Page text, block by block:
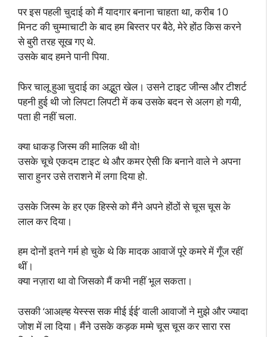
पर इस पहली चुदाई को मैं यादगार बनाना चाहता था, करीब 10
मिनट की चुम्माचाटी के बाद हम बिस्तर पर बैठे, मेरे होंठ किस करने
से बुरी तरह सूख गए थे.
उसके बाद हमने पानी पिया.
फिर चालू हुआ चुदाई का अद्भुत खेल। उसने टाइट जीन्स और टीशर्ट
पहनी हुई थी जो लिपटा लिपटी में कब उसके बदन से अलग हो गयी,
पता ही नहीं चला.
क्या धाकड़ जिस्म की मालिक थी वो!
उसके चूचे एकदम टाइट थे और कमर ऐसी कि बनाने वाले ने अपना
सारा हुनर उसे तराशने में लगा दिया हो.
उसके जिस्म के हर एक हिस्से को मैंने अपने होंठों से चूस चूस के
लाल कर दिया।
हम दोनों इतने गर्म हो चुके थे कि मादक आवाजें पूरे कमरे में गूँज रहीं
थीं।
क्या नज़ारा था वो जिसको मैं कभी नहीं भूल सकता।
उसकी ‘आअह्ह येस्स्स सक मीई ईई’ वाली आवाजों ने मुझे और ज्यादा
जोश में ला दिया। मैंने उसके कड़क मम्मे चूस चूस कर सारा रस